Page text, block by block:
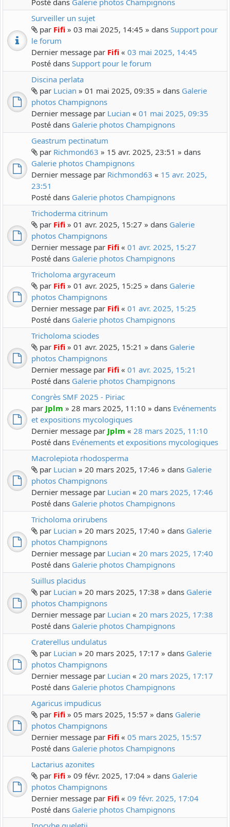
Posté dans Galerie photos Champignons
Surveiller un sujet
par Fifi » 03 mai 2025, 14:45 » dans Support pour
le forum
Dernier message par Fifi « 03 mai 2025, 14:45
Posté dans Support pour le forum
Discina perlata
par Lucian » 01 mai 2025, 09:35 » dans Galerie
photos Champignons
Dernier message par Lucian « 01 mai 2025, 09:35
Posté dans Galerie photos Champignons
Geastrum pectinatum
par Richmond63 » 15 avr. 2025, 23:51 » dans
Galerie photos Champignons
Dernier message par Richmond63 « 15 avr. 2025,
23:51
Posté dans Galerie photos Champignons
Trichoderma citrinum
par Fifi » 01 avr. 2025, 15:27 » dans Galerie
photos Champignons
Dernier message par Fifi « 01 avr. 2025, 15:27
Posté dans Galerie photos Champignons
Tricholoma argyraceum
par Fifi » 01 avr. 2025, 15:25 » dans Galerie
photos Champignons
Dernier message par Fifi « 01 avr. 2025, 15:25
Posté dans Galerie photos Champignons
Tricholoma sciodes
par Fifi » 01 avr. 2025, 15:21 » dans Galerie
photos Champignons
Dernier message par Fifi « 01 avr. 2025, 15:21
Posté dans Galerie photos Champignons
Congrès SMF 2025 - Piriac
par Jplm » 28 mars 2025, 11:10 » dans Evénements
et expositions mycologiques
Dernier message par Jplm « 28 mars 2025, 11:10
Posté dans Evénements et expositions mycologiques
Macrolepiota rhodosperma
par Lucian » 20 mars 2025, 17:46 » dans Galerie
photos Champignons
Dernier message par Lucian « 20 mars 2025, 17:46
Posté dans Galerie photos Champignons
Tricholoma orirubens
par Lucian » 20 mars 2025, 17:40 » dans Galerie
photos Champignons
Dernier message par Lucian « 20 mars 2025, 17:40
Posté dans Galerie photos Champignons
Suillus placidus
par Lucian » 20 mars 2025, 17:38 » dans Galerie
photos Champignons
Dernier message par Lucian « 20 mars 2025, 17:38
Posté dans Galerie photos Champignons
Craterellus undulatus
par Lucian » 20 mars 2025, 17:17 » dans Galerie
photos Champignons
Dernier message par Lucian « 20 mars 2025, 17:17
Posté dans Galerie photos Champignons
Agaricus impudicus
par Fifi » 05 mars 2025, 15:57 » dans Galerie
photos Champignons
Dernier message par Fifi « 05 mars 2025, 15:57
Posté dans Galerie photos Champignons
Lactarius azonites
par Fifi » 09 févr. 2025, 17:04 » dans Galerie
photos Champignons
Dernier message par Fifi « 09 févr. 2025, 17:04
Posté dans Galerie photos Champignons